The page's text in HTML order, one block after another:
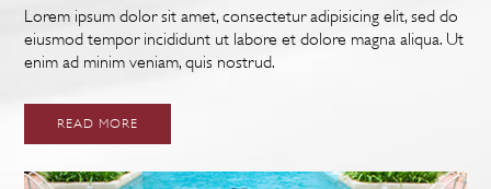
Lorem ipsum dolor sit amet, consectetur adipisicing elit, sed do
eiusmod tempor incididunt ut labore et dolore magna aliqua. Ut
enim ad minim veniam, quis nostrud.
READ MORE